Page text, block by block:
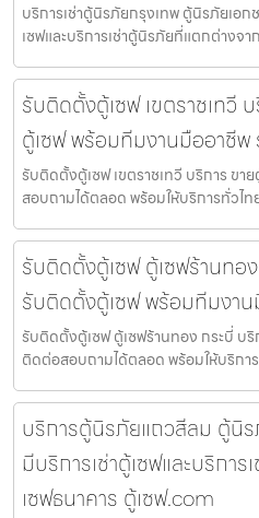
บริการเช่าตู้นิรภัยกรุงเทพ ตู้นิรภัยเอก
เซฟและบริการเช่าตู้นิรภัยที่แตกต่างจา
รับติดตั้งตู้เซฟ เขตราชเทวี
ตู้เซฟ พร้อมทีมงานมืออาชีพ
รับติดตั้งตู้เซฟ เขตราชเทวี บริการ ข
สอบถามได้ตลอด พร้อมให้บริการทั่วไ
รับติดตั้งตู้เซฟ ตู้เซฟร้านทอ
รับติดตั้งตู้เซฟ พร้อมทีมงา
รับติดตั้งตู้เซฟ ตู้เซฟร้านทอง กระบี่ บ
ติดต่อสอบถามได้ตลอด พร้อมให้บริกา
บริการตู้นิรภัยแถวสีลม ตู้นิร
มีบริการเช่าตู้เซฟและบริกา
เซฟธนาคาร ตู้เซฟ.com